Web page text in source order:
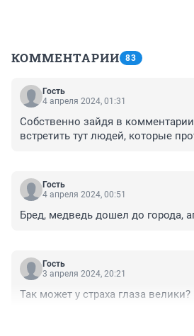
КОММЕНТАРИИ 83
Гость
4 апреля 2024, 01:31
Собственно зайдя в
встретить тут людей, которые
Гость
4 апреля 2024, 00:51
Бред, медведь дошел до города,
Гость
3 апреля 2024, 20:21
Так может у страха глаза велики?